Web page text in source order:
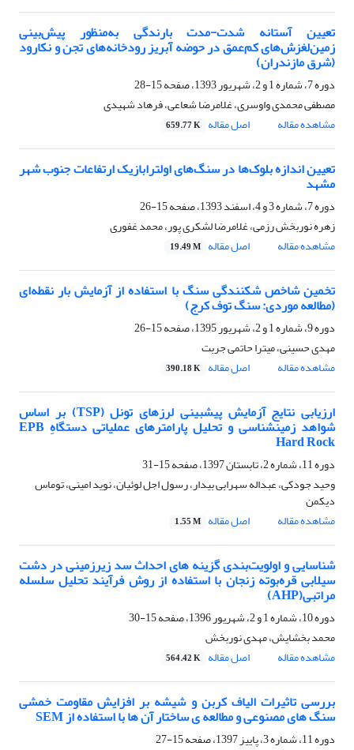
تعیین آستانه شدت-مدت بارندگی به‌منظور پیش‌بینی
زمین‌لغزش‌های کم‌عمق در حوضه آبریز رودخانه‌های تجن و نکارود
(شرق مازندران)
دوره 7، شماره 1 و 2، شهریور 1393، صفحه
15-28
مصطفی محمدی واوسری، غلامرضا شعاعی، فرهاد شهیدی
مشاهده مقاله
اصل مقاله 659.77 K
تعیین اندازه بلوک‌ها در سنگ‌های اولترابازیک ارتفاعات جنوب شهر
مشهد
دوره 7، شماره 3 و 4، اسفند 1393، صفحه
15-26
زهره نوربخش رزمی، غلامرضا لشکری پور، محمد غفوری
مشاهده مقاله
اصل مقاله 19.49 M
تخمین شاخص شکنندگی سنگ با استفاده از آزمایش بار نقطه‌ای
(مطالعه موردی: سنگ توف کرج)
دوره 9، شماره 1 و 2، شهریور 1395، صفحه
15-26
مهدی حسینی، میترا حاتمی جربت
مشاهده مقاله
اصل مقاله 390.18 K
ارزیابی نتایج آزمایش پیش‎بینی‎ لرزه‎ای تونل (TSP) بر اساس
شواهد زمین‎شناسی و تحلیل پارامترهای عملیاتی دستگاهِ EPB
Hard Rock
دوره 11، شماره 2، تابستان 1397، صفحه
15-31
وحید جودکی، عبداله سهرابی بیدار، رسول اجل لوئیان، نوید امینی، توماس
دیکمن
مشاهده مقاله
اصل مقاله 1.55 M
شناسایی و اولویت‌بندی گزینه های احداث سد زیرزمینی در دشت
سیلابی قره‌بوته زنجان با استفاده از روش فرآیند تحلیل سلسله
مراتبی(AHP)
دوره 10، شماره 1 و 2، شهریور 1396، صفحه
15-30
محمد بخشایش، مهدی نوربخش
مشاهده مقاله
اصل مقاله 564.42 K
بررسی تاثیرات الیاف کربن و شیشه بر افزایش مقاومت خمشی
سنگ های مصنوعی و مطالعه ی ساختار آن ها با استفاده از SEM
دوره 11، شماره 3، پاییز 1397، صفحه
15-27